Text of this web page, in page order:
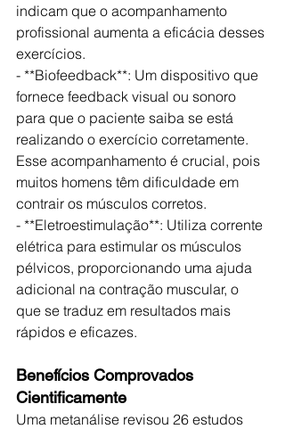
indicam que o acompanhamento
profissional aumenta a eficácia desses
exercícios.
- **Biofeedback**: Um dispositivo que
fornece feedback visual ou sonoro
para que o paciente saiba se está
realizando o exercício corretamente.
Esse acompanhamento é crucial, pois
muitos homens têm dificuldade em
contrair os músculos corretos.
- **Eletroestimulação**: Utiliza corrente
elétrica para estimular os músculos
pélvicos, proporcionando uma ajuda
adicional na contração muscular, o
que se traduz em resultados mais
rápidos e eficazes.
Benefícios Comprovados
Cientificamente
Uma metanálise revisou 26 estudos